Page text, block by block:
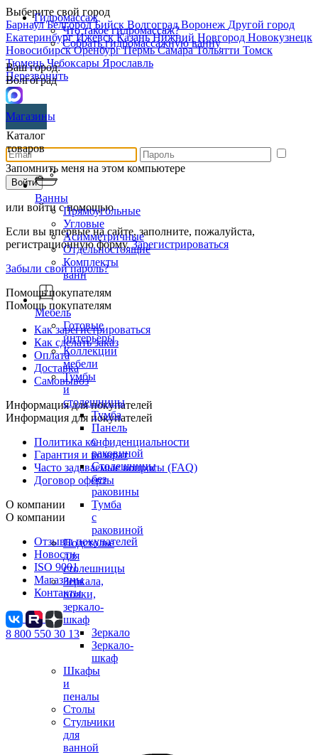
Выберите свой город
БарнаулБелгородБийск ВолгоградВоронеж Другой город
ЕкатеринбургИжевскКазаньНижний Новгород Новокузнецк
НовосибирскОренбургПермьСамараТольятти Томск
ТюменьЧебоксары Ярославль
Перезвонить
Гидромассаж
Что такое гидромассаж?
Собрать гидромассажную ванну
Ваш город:
Волгоград
Магазины
Каталог
товаров
Ванны
Прямоугольные
Угловые
Асимметричные
Отдельностоящие
Комплекты
ванн
Мебель
Готовые
интерьеры
Коллекции
мебели
Тумбы
и
столешницы
Тумба
Панель
с
раковиной
Столешницы
без
раковины
Тумба
с
раковиной
Подстолье
для
столешницы
Зеркала,
полки,
зеркало-
шкаф
Зеркало
Зеркало-
шкаф
Шкафы
и
пеналы
Столы
Стульчики
для
ванной
Запомнить меня на этом компьютере
или войти с помощью
Если вы впервые на сайте, заполните, пожалуйста,
регистрационную форму.Зарегистрироваться
Забыли свой пароль?
Помощь покупателям
Помощь покупателям
Как зарегистрироваться
Как сделать заказ
Оплата
Доставка
Самовывоз
Информация для покупателей
Информация для покупателей
Политика конфиденциальности
Гарантия и возврат
Часто задаваемые вопросы (FAQ)
Договор оферты
О компании
О компании
Отзывы покупателей
Новости
ISO 9001
Магазины
Контакты
8 800 550 30 13